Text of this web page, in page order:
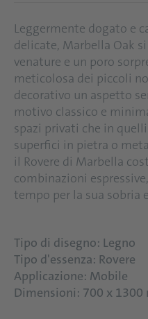
Leggermente dogato e
delicate, Marbella Oak
venature e un poro
meticolosa dei piccoli
decorativo un aspetto
motivo classico e
spazi privati che in
superfici in pietra o
il Rovere di Marbella
combinazioni
tempo per la sua sobria
Tipo di disegno: Legno
Tipo d'essenza: Rovere
Applicazione: Mobile
Dimensioni: 700 x 1300